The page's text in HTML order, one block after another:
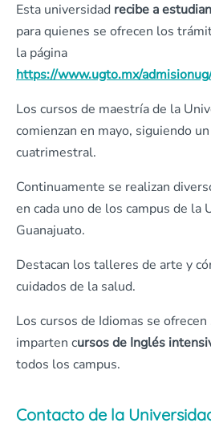
Esta universidad recibe a
para quienes se ofrecen los
la página
https://www.ugto.mx/
Los cursos de maestría de la
comienzan en mayo, siguiendo
cuatrimestral.
Continuamente se realizan
en cada uno de los campus de la
Guanajuato.
Destacan los talleres de arte y
cuidados de la salud.
Los cursos de Idiomas se
imparten cursos de Inglés
todos los campus.
Contacto de la